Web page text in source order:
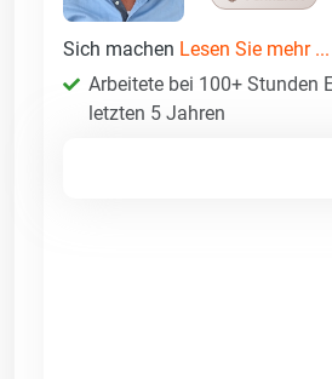
Sich machen Lesen Sie mehr ...
Arbeitete bei 100+ Stunden
letzten 5 Jahren